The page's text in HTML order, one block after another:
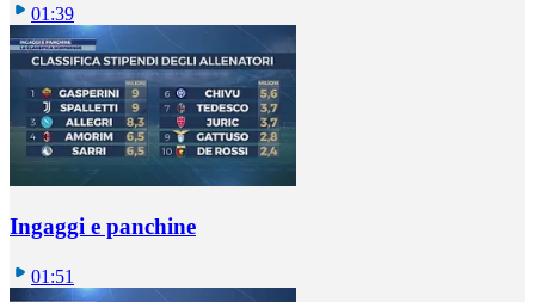
01:39
Ingaggi e panchine
01:51